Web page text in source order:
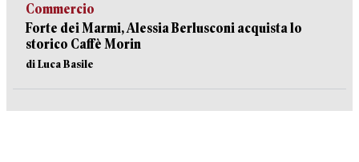
Commercio
Forte dei Marmi, Alessia Berlusconi acquista lo
storico Caffè Morin
di Luca Basile